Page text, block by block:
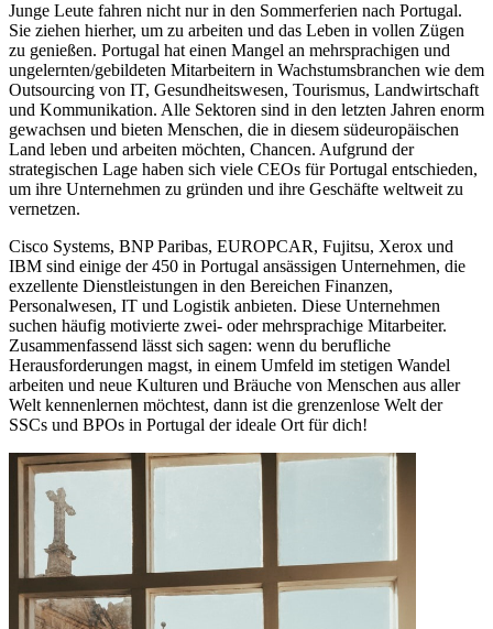
Junge Leute fahren nicht nur in den Sommerferien nach Portugal.
Sie ziehen hierher, um zu arbeiten und das Leben in vollen Zügen
zu genießen. Portugal hat einen Mangel an mehrsprachigen und
ungelernten/gebildeten Mitarbeitern in Wachstumsbranchen wie dem
Outsourcing von IT, Gesundheitswesen, Tourismus, Landwirtschaft
und Kommunikation. Alle Sektoren sind in den letzten Jahren enorm
gewachsen und bieten Menschen, die in diesem südeuropäischen
Land leben und arbeiten möchten, Chancen. Aufgrund der
strategischen Lage haben sich viele CEOs für Portugal entschieden,
um ihre Unternehmen zu gründen und ihre Geschäfte weltweit zu
vernetzen.
Cisco Systems, BNP Paribas, EUROPCAR, Fujitsu, Xerox und
IBM sind einige der 450 in Portugal ansässigen Unternehmen, die
exzellente Dienstleistungen in den Bereichen Finanzen,
Personalwesen, IT und Logistik anbieten. Diese Unternehmen
suchen häufig motivierte zwei- oder mehrsprachige Mitarbeiter.
Zusammenfassend lässt sich sagen: wenn du berufliche
Herausforderungen magst, in einem Umfeld im stetigen Wandel
arbeiten und neue Kulturen und Bräuche von Menschen aus aller
Welt kennenlernen möchtest, dann ist die grenzenlose Welt der
SSCs und BPOs in Portugal der ideale Ort für dich!